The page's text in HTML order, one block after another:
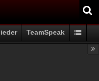
TeamSpeak